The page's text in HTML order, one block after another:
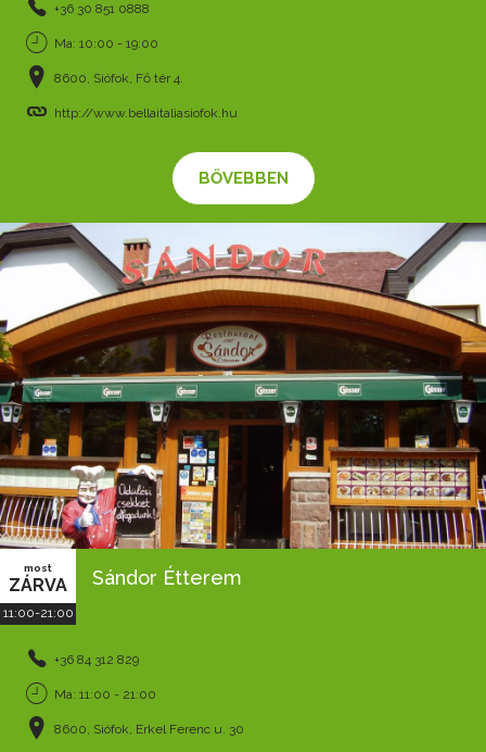
+36 30 851 0888
Ma: 10:00 - 19:00
8600, Siófok, Fő tér 4.
http://www.bellaitaliasiofok.hu
BŐVEBBEN
most
ZÁRVA
11:00-21:00
Sándor Étterem
+36 84 312 829
Ma: 11:00 - 21:00
8600, Siófok, Erkel Ferenc u. 30